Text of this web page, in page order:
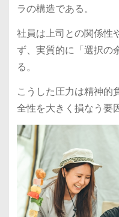
ラの構造である。
社員は上司との関係性
ず、実質的に「選択の
る。
こうした圧力は精神的
全性を大きく損なう要